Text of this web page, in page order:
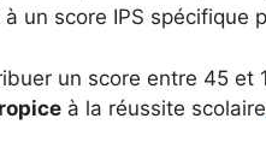
un score IPS spécifique
un score entre 45 et
à la réussite scolaire